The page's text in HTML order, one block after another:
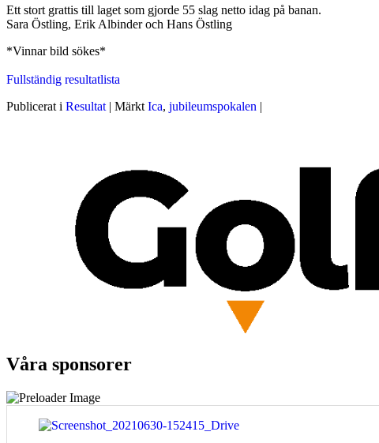
Ett stort grattis till laget som gjorde 55 slag netto idag på banan.
Sara Östling, Erik Albinder och Hans Östling
*Vinnar bild sökes*
Fullständig resultatlista
Publicerat i Resultat MärktIca, jubileumspokalen
Våra sponsorer